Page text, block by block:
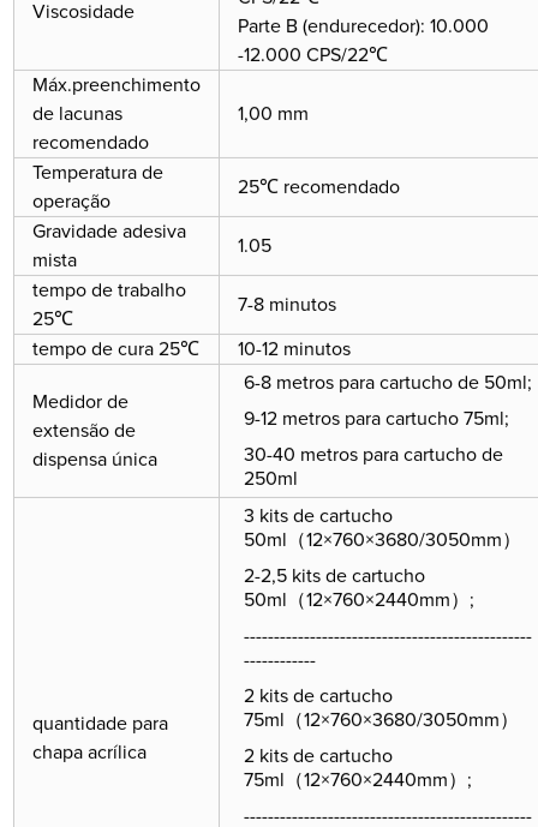
Viscosidade
Parte B (endurecedor): 10.000
-12.000 CPS/22℃
Máx.preenchimento
de lacunas
recomendado
1,00 mm
Temperatura de
operação
25℃ recomendado
Gravidade adesiva
mista
1.05
tempo de trabalho
25℃
7-8 minutos
tempo de cura 25℃ 10-12 minutos
Medidor de
extensão de
dispensa única
6-8 metros para cartucho de 50ml;
9-12 metros para cartucho 75ml;
30-40 metros para cartucho de
250ml
quantidade para
chapa acrílica
3 kits de cartucho
50ml（12×760×3680/3050mm）
2-2,5 kits de cartucho
50ml（12×760×2440mm）;
------------------------------------------------
------------
2 kits de cartucho
75ml（12×760×3680/3050mm）
2 kits de cartucho
75ml（12×760×2440mm）;
------------------------------------------------